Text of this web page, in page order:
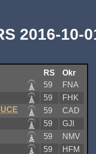
2016-10-
RS
Okr
59
FNA
59
FHK
59
CAD
59
GJI
59
NMV
59
HFM